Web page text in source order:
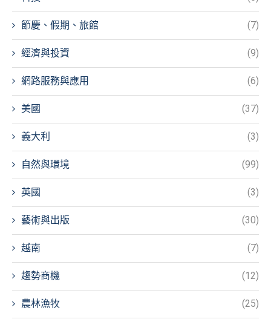
節慶、假期、旅館 (7)
經濟與投資 (9)
網路服務與應用 (6)
美國 (37)
義大利 (3)
自然與環境 (99)
英國 (3)
藝術與出版 (30)
越南 (7)
趨勢商機 (12)
農林漁牧 (25)